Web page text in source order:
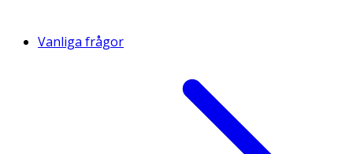
Vanliga frågor